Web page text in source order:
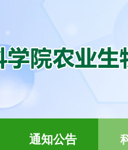
通知公告